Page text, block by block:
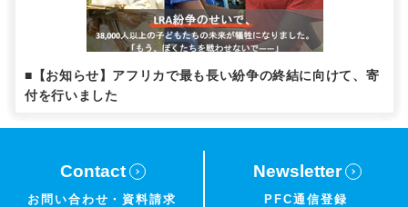
■【お知らせ】アフリカで最も長い紛争の終結に向けて、寄
付を行いました
Contact
お問い合わせ・ 資料請求
Newsletter
PFC通信登録